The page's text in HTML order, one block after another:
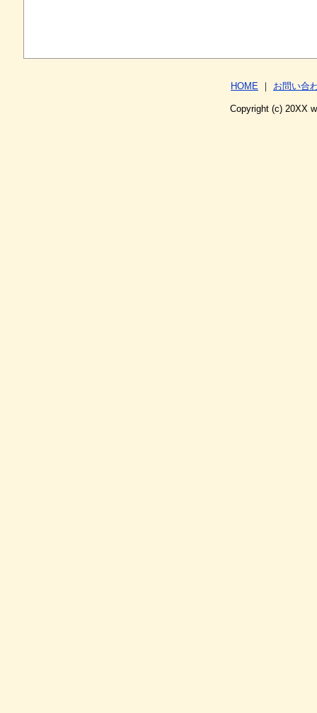
HOME ｜ お問い合
Copyright (c) 20XX